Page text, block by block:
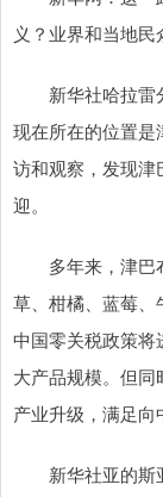
义？业界和当地
新华社哈拉雷
现在所在的位置
访和观察，发现津
迎。
多年来，津巴
草、柑橘、蓝莓、
中国零关税政策
大产品规模。但
产业升级，满足向
新华社亚的斯